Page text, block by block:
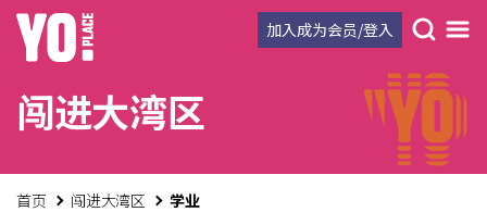
加入成为会员/登入
闯进大湾区
首页 闯进大湾区 学业